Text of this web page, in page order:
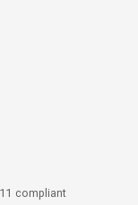
compliant